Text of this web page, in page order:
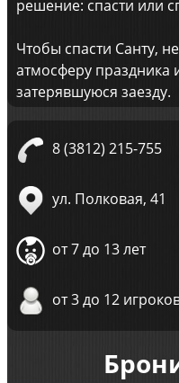
решение: спасти или
Чтобы спасти Санту,
атмосферу праздника
затерявшуюся заезду.
8 (3812) 215-755
ул. Полковая, 41
от 7 до 13 лет
от 3 до 12